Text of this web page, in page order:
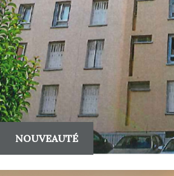
NOUVEAUTÉ